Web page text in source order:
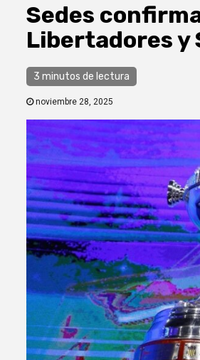
Sedes
Libertadores y
3 minutos de lectura
noviembre 28, 2025